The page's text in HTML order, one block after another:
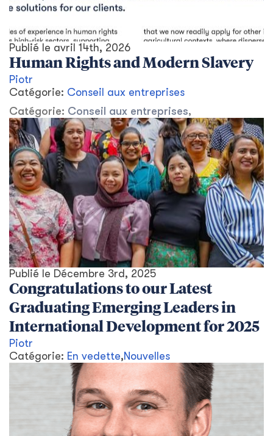
Publié le avril 14th, 2026
Human Rights and Modern Slavery
Piotr
Catégorie: Conseil aux entreprises
Catégorie: Conseil aux entreprises,
Publié le Décembre 3rd, 2025
Congratulations to our Latest
Graduating Emerging Leaders in
International Development for 2025
Piotr
Catégorie: En vedette,Nouvelles